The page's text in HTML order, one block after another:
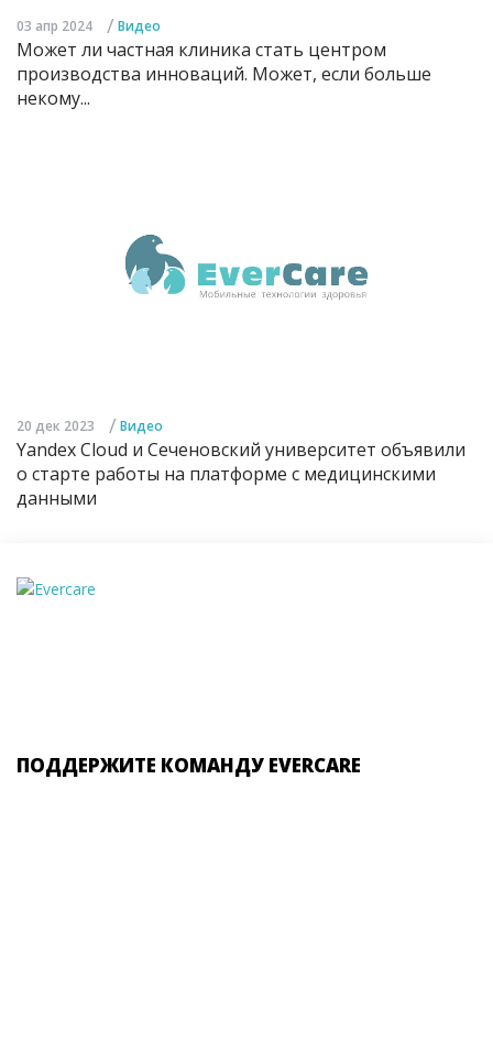
03 апр 2024 / Видео
Может ли частная клиника стать центром
производства инноваций. Может, если больше
некому...
20 дек 2023 / Видео
Yandex Cloud и Сеченовский университет объявили
о старте работы на платформе с медицинскими
данными
ПОДДЕРЖИТЕ КОМАНДУ EVERCARE